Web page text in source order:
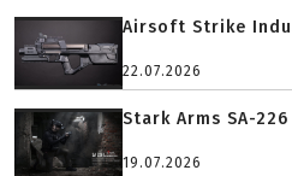
Airsoft Strike
22.07.2026
Stark Arms SA-
19.07.2026